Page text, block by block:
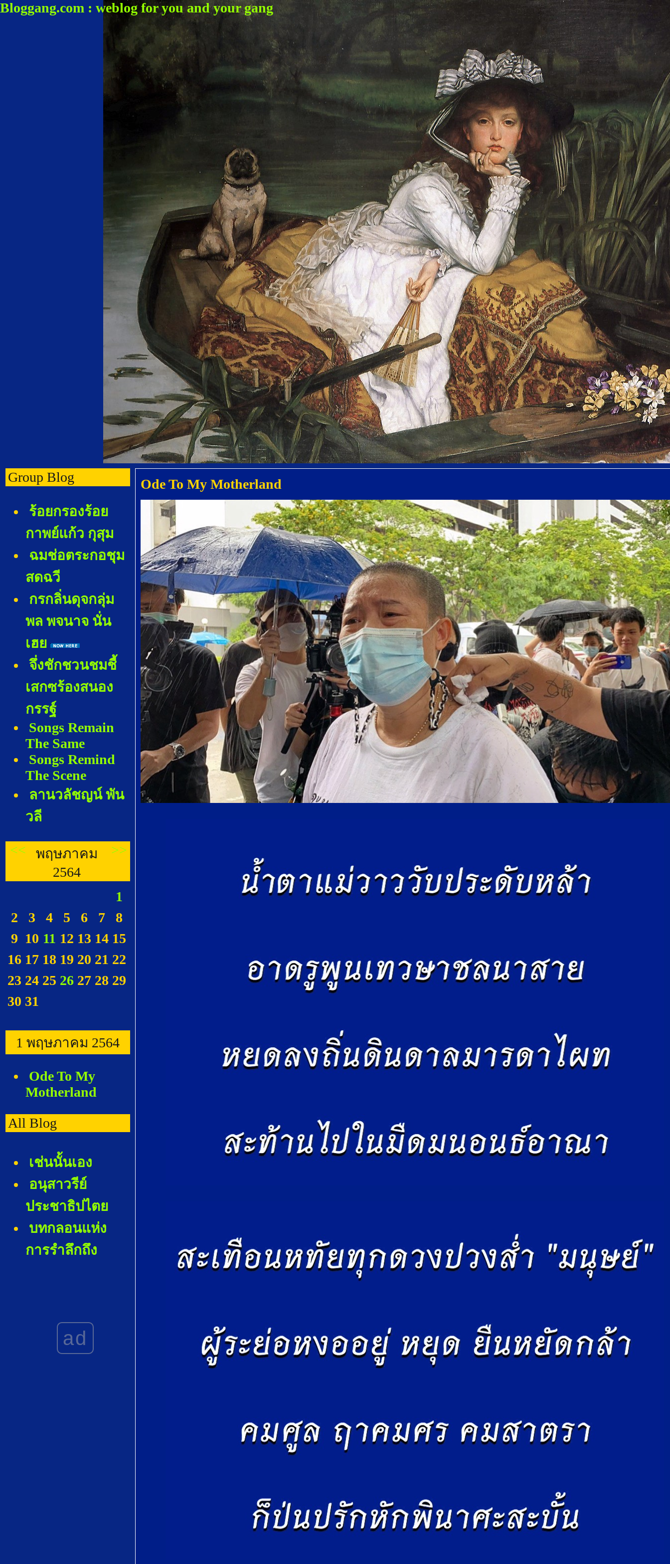
Bloggang.com : weblog for you and your gang
Group Blog
ร้อยกรองร้อ
กาพย์แก้ว กุสุม
ฉมช่อตระกอชุม
สดฉวี
กรกลิ่นดุจกลุ่ม
พล พจนาจ นั่น
เฮ
จึ่งชักชวนชมชี้
เสกซร้องสนอง
กรรฐ์
Songs Remain
The Same
Songs Remind
The Scene
ลานวลัชญน์ พัน
วลี
<<
พฤษภาคม
2564
>>
1
2
3 4 5 6 7
8
9 10 11 12 13 14 15
16 17 18 19 20 21 22
23 24 25 26 27 28 29
30 31
1 พฤษภาคม 2564
Ode To My
Motherland
All Blog
เช่นนั้นเอง
อนุสาวรีย์
ประชาธิปไต
บทกลอนแห่ง
การรำลึกถึง
ต้น-(DNA
mutation ? )
ad
Ode To My Motherland